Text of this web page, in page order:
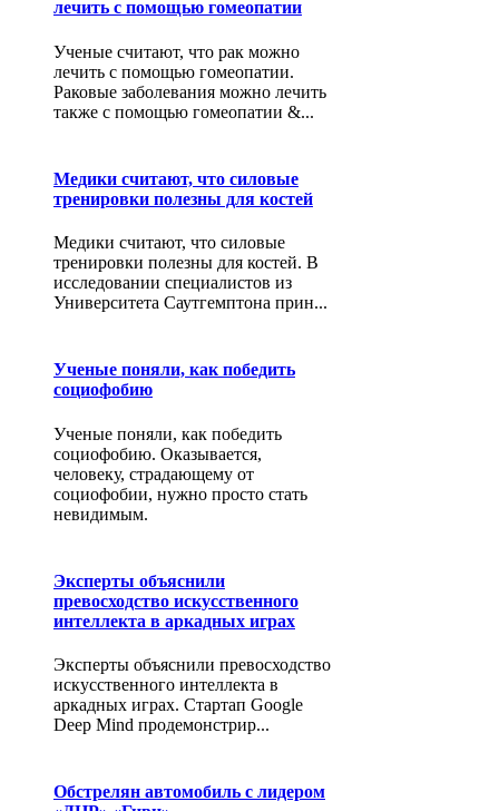
лечить с помощью гомеопатии
Ученые считают, что рак можно
лечить с помощью гомеопатии.
Раковые заболевания можно лечить
также с помощью гомеопатии &...
Медики считают, что силовые
тренировки полезны для костей
Медики считают, что силовые
тренировки полезны для костей. В
исследовании специалистов из
Университета Саутгемптона прин...
Ученые поняли, как победить
социофобию
Ученые поняли, как победить
социофобию. Оказывается,
человеку, страдающему от
социофобии, нужно просто стать
невидимым.
Эксперты объяснили
превосходство искусственного
интеллекта в аркадных играх
Эксперты объяснили превосходство
искусственного интеллекта в
аркадных играх. Стартап Google
Deep Mind продемонстрир...
Обстрелян автомобиль с лидером